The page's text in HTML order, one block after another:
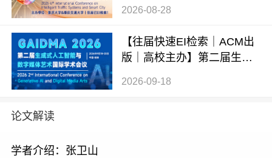
2026-08-28
【往届快速EI检索｜ACM出
版｜高校主办】第二届生成
2026-09-18
论文解读
学者介绍：张卫山